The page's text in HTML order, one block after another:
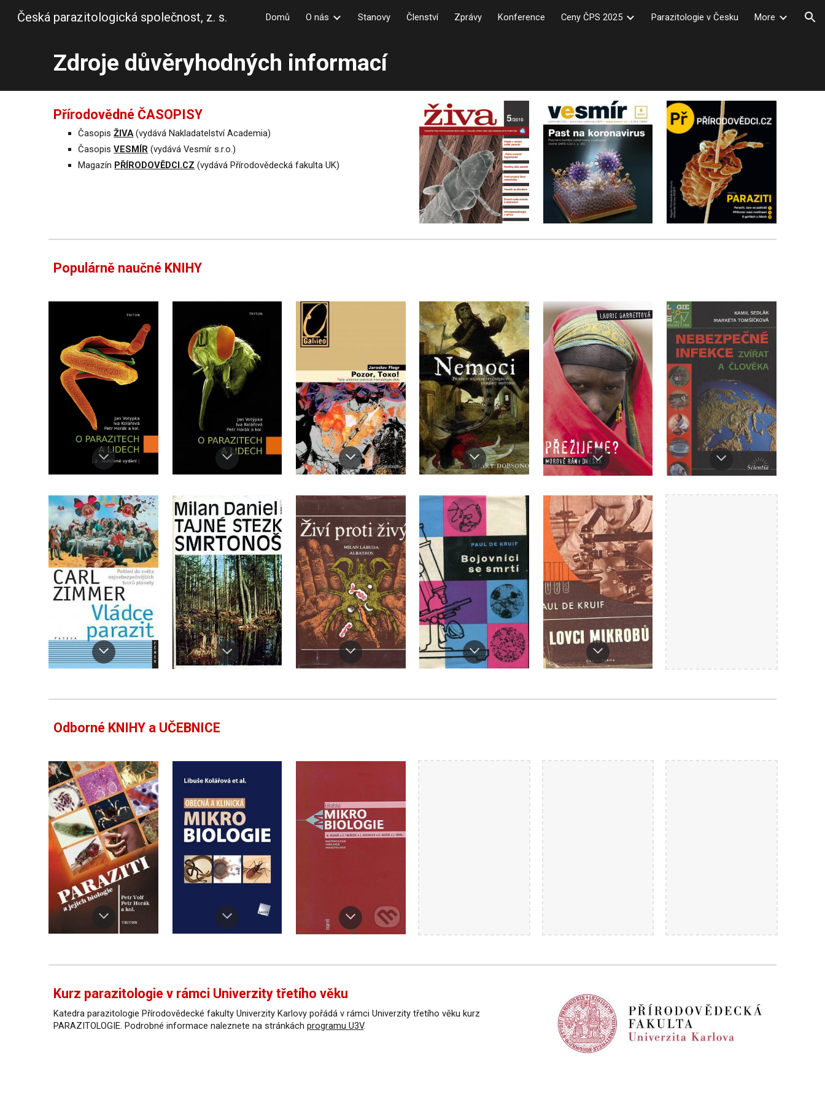
Skip to main content Skip to navigation
Česká parazitologická společnost, z. s. Domů O nás Stanovy Členství Zprávy Konference Ceny ČPS 2025 Parazitologie v Česku More
Zdroje důvěryhodných informací
Přírodovědné ČASOPISY
ČasopisŽIVA(vydává Nakladatelství Academia)
ČasopisVESMÍR (vydává Vesmír s.r.o.)
Magazín PŘÍRODOVĚDCI.CZ (vydává Přírodovědecká fakulta UK)
Populárně naučné KNIHY
Odborné KNIHY a UČEBNICE
Kurz parazitologie v rámci Univerzity třetího věku
Katedra parazitologie Přírodovědecké fakulty Univerzity Karlovy pořádá v rámci Univerzity třetího věku kurz
PARAZITOLOGIE. Podrobné informace naleznete na stránkáchprogramu U3V.